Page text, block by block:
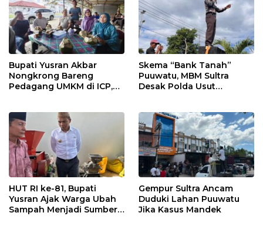
Bupati Yusran Akbar
Nongkrong Bareng
Pedagang UMKM di ICP,
Kerakyatan
Skema “Bank Tanah”
Puuwatu, MBM Sultra
Desak Polda Usut
HUT RI ke-81, Bupati
Yusran Ajak Warga Ubah
Sampah Menjadi Sumber
Gempur Sultra Ancam
Duduki Lahan Puuwatu
Jika Kasus Mandek